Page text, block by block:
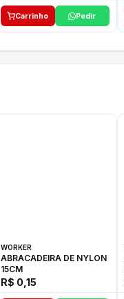
Carrinho Pedir
WORKER
ABRACADEIRA DE NYLON
15CM
R$ 0,15